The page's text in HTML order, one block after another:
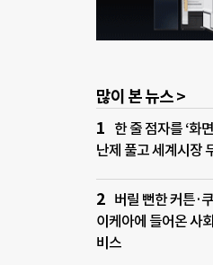
많이 본 뉴스 >
한 줄 점자를 ‘화
난제 풀고 세계시장
버릴 뻔한 커튼·
이케아에 들어온 사
비스